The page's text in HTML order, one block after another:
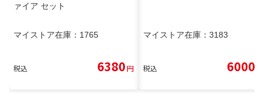
ァイア セット
マイストア在庫： 1765
税込 6380円
マイストア在庫： 3183
税込 6000